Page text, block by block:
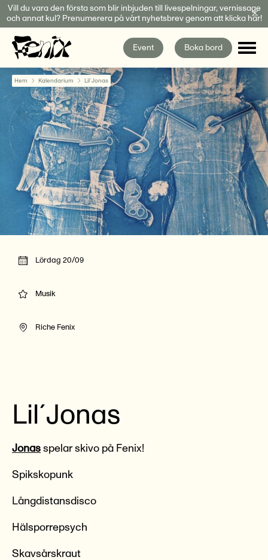
Fortsätt
till
innehållet
Vill du vara den första som blir inbjuden till livespelningar, vernissage
och annat kul? Prenumerera på vårt nyhetsbrev genom att klicka här!
Event Boka bord
Hem Kalendarium Lil´Jonas
Lil´Jonas
Jonas spelar skivo på Fenix!
Spikskopunk
Långdistansdisco
Hälsporrepsych
Skavsårskraut
Lördag 20/09
Musik
Riche Fenix